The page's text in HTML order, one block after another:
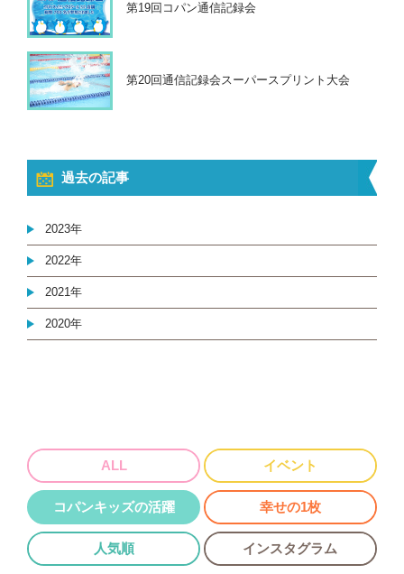
第19回コパン通信記録会
第20回通信記録会スーパースプリント大会
過去の記事
2023年
2022年
2021年
2020年
ALL イベント
コパンキッズの活躍 幸せの1枚
人気順 インスタグラム